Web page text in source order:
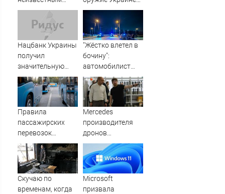
объектом над
Лейпцигом -
Новости на
Вести.ru
вместо музыки
Нацбанк Украины
получил
значительную
помощь от
Запада с февраля
2022
"Жёстко влетел в
бочину":
автомобилист
попал в ДТП,
уходя от
полицейской
погони в Южно-
Правила
пассажирских
перевозок
изменятся в РФ с
1 сентября
Mercedes
производителя
дронов
подорвали под
Екатеринбургом
— рассказываем
всё, что известно
Скучаю по
временам, когда
Microsoft
призвала